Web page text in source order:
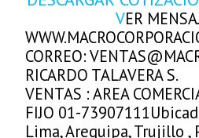
VER
CORREO:
RICARDO TALAVERA S.
VENTAS : AREA
FIJO 01-
Lima, Arequipa, Trujillo ,